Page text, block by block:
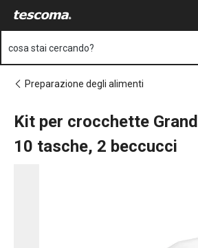
Vai al contenuto
cosa stai cercando?
Preparazione degli alimenti
Kit per crocchette
10 tasche, 2 beccucci